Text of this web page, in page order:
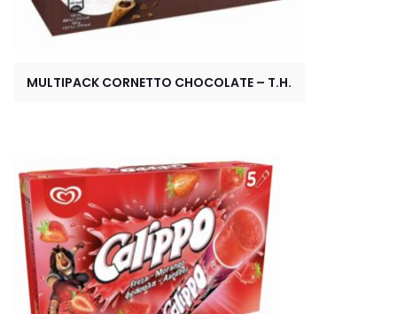
MULTIPACK CORNETTO CHOCOLATE – T.H.